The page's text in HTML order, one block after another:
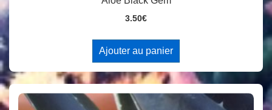
3.50€
Ajouter au panier